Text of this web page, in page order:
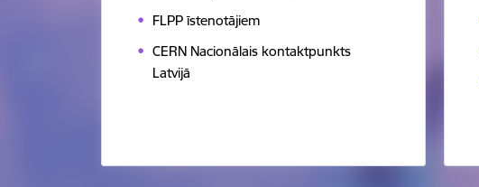
FLPP īstenotājiem
CERN Nacionālais kontaktpunkts
Latvijā